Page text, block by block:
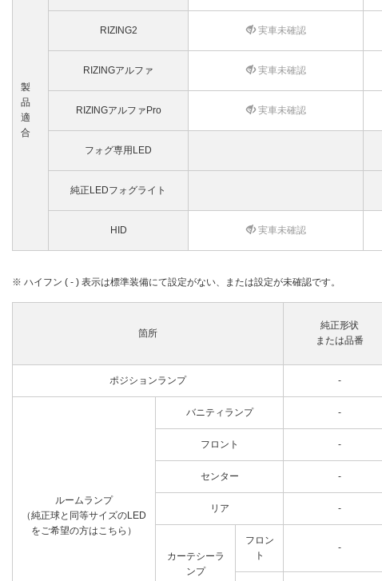
製
品
適
合
RIZING2 実車未確認
RIZINGアルファ 実車未確認
RIZINGアルファPro 実車未確認
フォグ専用LED
純正LEDフォグライト
HID 実車未確認
※ ハイフン ( - ) 表示は標準装備にて設定がない、または設定が未確認です。
箇所
純正形状
または品番
ポジションランプ -
ルームランプ
（純正球と同等サイズのLED
をご希望の方はこちら）
バニティランプ -
フロント -
センター -
リア -
カーテシーラ
ンプ
フロン
ト
-